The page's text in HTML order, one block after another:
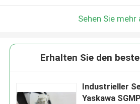
Sehen Sie mehr
Erhalten Sie den
Industrieller
Yaskawa